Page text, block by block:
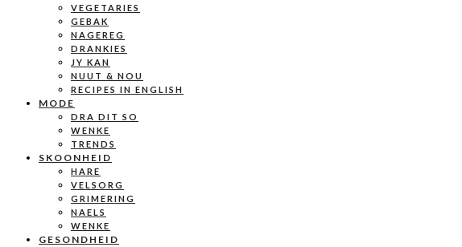
VEGETARIES
GEBAK
NAGEREG
DRANKIES
JY KAN
NUUT & NOU
RECIPES IN ENGLISH
MODE
DRA DIT SO
WENKE
TRENDS
SKOONHEID
HARE
VELSORG
GRIMERING
NAELS
WENKE
GESONDHEID